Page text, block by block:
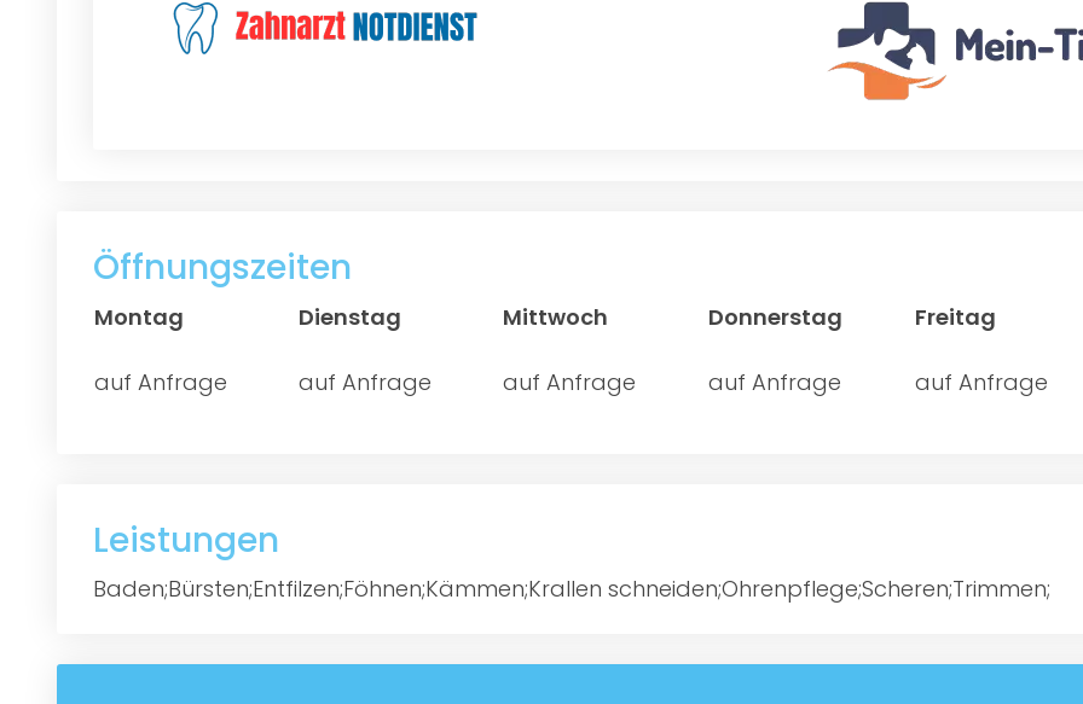
Öffnungszeiten
Montag Dienstag Mittwoch Donnerstag Freitag
auf Anfrage auf Anfrage auf Anfrage auf Anfrage auf Anfrage
Leistungen
Baden;Bürsten;Entfilzen;Föhnen;Kämmen;Krallen schneiden;Ohrenpflege;Scheren;Trimmen;